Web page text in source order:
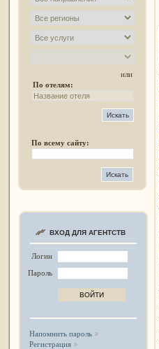
или
По отелям:
По всему сайту:
ВХОД ДЛЯ АГЕНТСТВ
Логин
Пароль
Напомнить пароль
Регистрация